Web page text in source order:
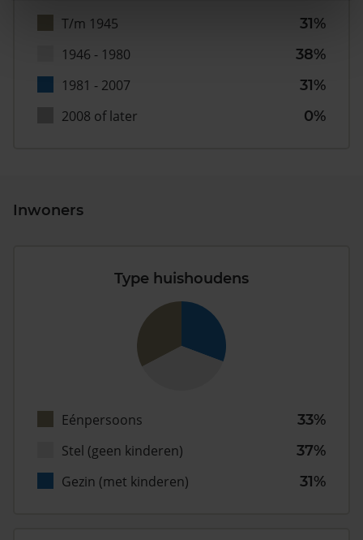
T/m 1945
31%
1946 - 1980
38%
1981 - 2007
31%
2008 of later
0%
Inwoners
Type huishoudens
Eénpersoons
33%
Stel (geen kinderen)
37%
Gezin (met kinderen)
31%